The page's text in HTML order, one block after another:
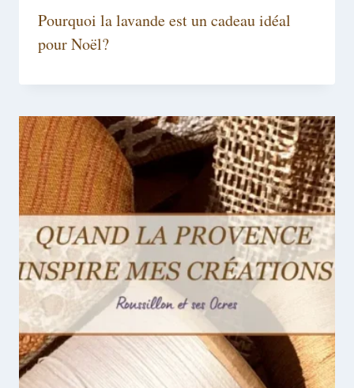
Pourquoi la lavande est un cadeau idéal
pour Noël?